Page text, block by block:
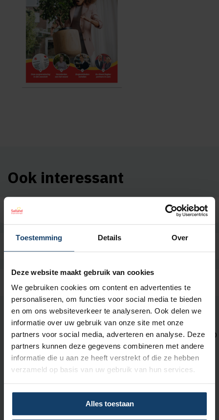
Toestemming Details Over
Deze website maakt gebruik van cookies
We gebruiken cookies om content en advertenties te
personaliseren, om functies voor social media te bieden
en om ons websiteverkeer te analyseren. Ook delen we
informatie over uw gebruik van onze site met onze
partners voor social media, adverteren en analyse. Deze
partners kunnen deze gegevens combineren met andere
informatie die u aan ze heeft verstrekt of die ze hebben
verzameld op basis van uw gebruik van hun services.
Alles toestaan
Ook interessant
Neem contact met ons op
Wij zijn bereikbaar op maandag t/m vrijdag tussen 08:00 en 18:00
uur.
MetKPN Teletolkkun je ons bereikenin gebarentaal, tekst of
spraak.
Bekijk de contactmogelijkheden voorzorgaanbieders